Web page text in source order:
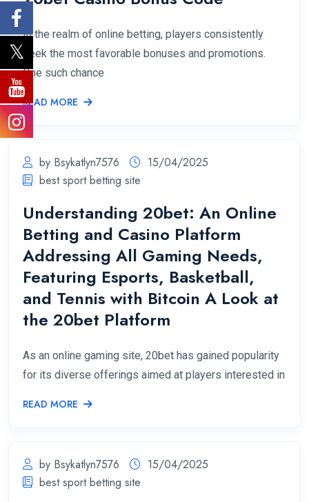
In the realm of online betting, players consistently
seek the most favorable bonuses and promotions.
One such chance
READ MORE
by Bsykatlyn7576
15/04/2025
best sport betting site
Understanding 20bet: An Online
Betting and Casino Platform
Addressing All Gaming Needs,
Featuring Esports, Basketball,
and Tennis with Bitcoin A Look at
the 20bet Platform
As an online gaming site, 20bet has gained popularity
for its diverse offerings aimed at players interested in
READ MORE
by Bsykatlyn7576
15/04/2025
best sport betting site